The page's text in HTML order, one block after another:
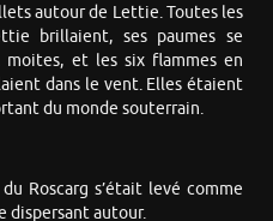
autour de Lettie. Toutes les
brillaient, ses paumes se
moites, et les six flammes en
dans le vent. Elles étaient
du monde souterrain.
Roscarg s’était levé comme
dispersant autour.